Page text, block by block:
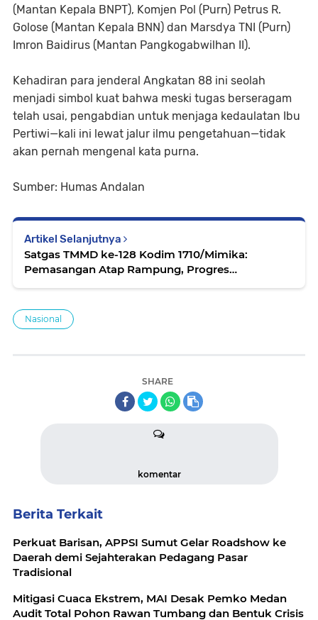
(Mantan Kepala BNPT), Komjen Pol (Purn) Petrus R.
Golose (Mantan Kepala BNN) dan Marsdya TNI (Purn)
Imron Baidirus (Mantan Pangkogabwilhan II).
Kehadiran para jenderal Angkatan 88 ini seolah
menjadi simbol kuat bahwa meski tugas berseragam
telah usai, pengabdian untuk menjaga kedaulatan Ibu
Pertiwi—kali ini lewat jalur ilmu pengetahuan—tidak
akan pernah mengenal kata purna.
Sumber: Humas Andalan
Artikel Selanjutnya
Satgas TMMD ke-128 Kodim 1710/Mimika:
Pemasangan Atap Rampung, Progres
Nasional
SHARE
komentar
Berita Terkait
Perkuat Barisan, APPSI Sumut Gelar Roadshow ke
Daerah demi Sejahterakan Pedagang Pasar
Tradisional
Mitigasi Cuaca Ekstrem, MAI Desak Pemko Medan
Audit Total Pohon Rawan Tumbang dan Bentuk Crisis